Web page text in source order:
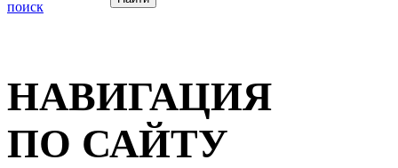
поиск
НАВИГАЦИЯ
ПО САЙТУ